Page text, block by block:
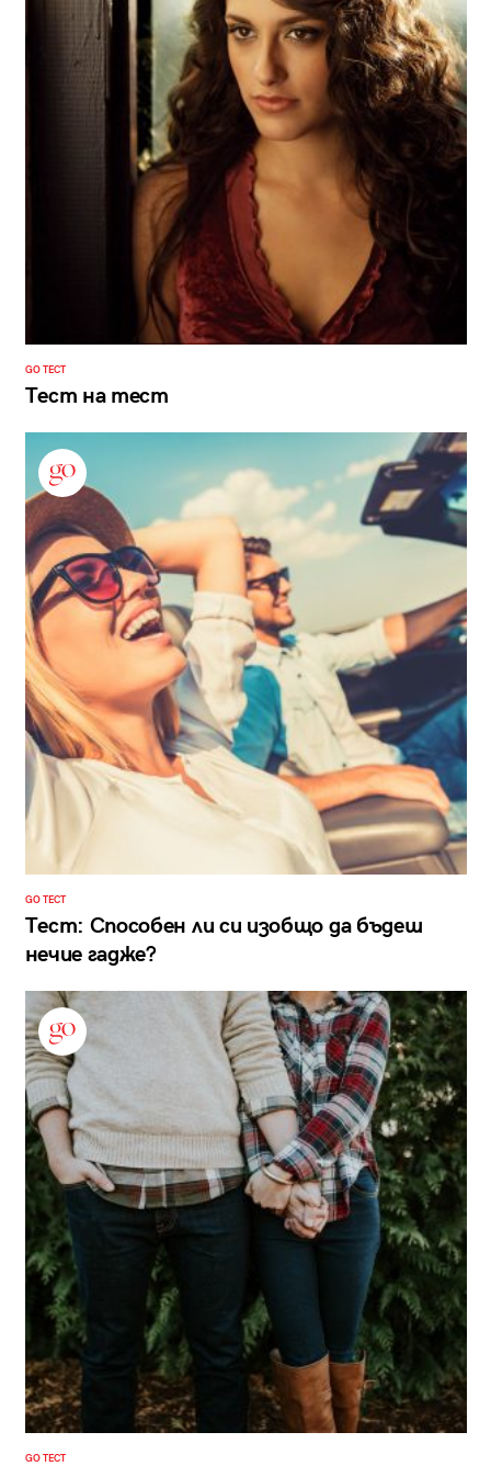
GO ТЕСТ
Тест на тест
GO ТЕСТ
Тест: Способен ли си изобщо да бъдеш
нечие гадже?
GO ТЕСТ